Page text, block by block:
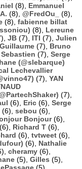
(8), Emmanuel
(8), @FredOu_
(8),
(8), fabienne billat
(8), Lereune
JB (7), ITI (7), Julien
(7), Bruno
Sebastien (7), Serge
(@slebarque)
Lechevallier
(7), YAN
(7),
(6), Eric (6), Serge
(6), sebou (6),
Bonjour(6),
(6), Richard T (6),
(6), tvtweet (6),
(6), Nathalie
cheramy (6),
(5), Gilles (5),